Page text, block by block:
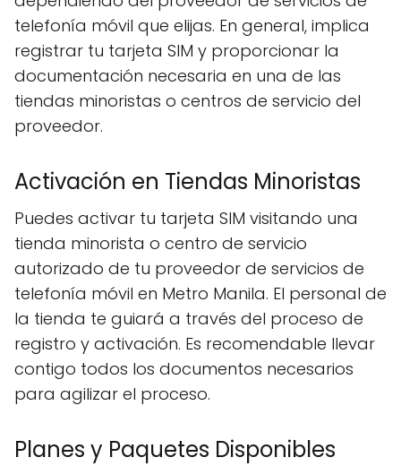
telefonía móvil que elijas. En general, implica
registrar tu tarjeta SIM y proporcionar la
documentación necesaria en una de las
tiendas minoristas o centros de servicio del
proveedor.
Activación en Tiendas Minoristas
Puedes activar tu tarjeta SIM visitando una
tienda minorista o centro de servicio
autorizado de tu proveedor de servicios de
telefonía móvil en Metro Manila. El personal de
la tienda te guiará a través del proceso de
registro y activación. Es recomendable llevar
contigo todos los documentos necesarios
para agilizar el proceso.
Planes y Paquetes Disponibles